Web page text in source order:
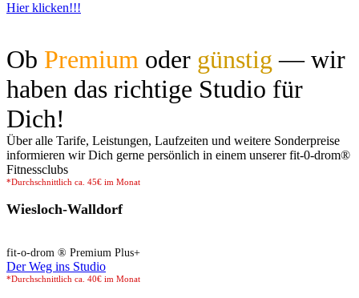
Hier klicken!!!
Ob Premium oder günstig — wir
haben das richtige Studio für
Dich!
Über alle Tarife, Leistungen, Laufzeiten und weitere Sonderpreise
informieren wir Dich gerne persönlich in einem unserer fit-0-drom®️
Fitnessclubs
*Durchschnittlich ca. 45€ im Monat
Wiesloch-Walldorf
fit-o-drom ® Premium Plus+
Der Weg ins Studio
*Durchschnittlich ca. 40€ im Monat